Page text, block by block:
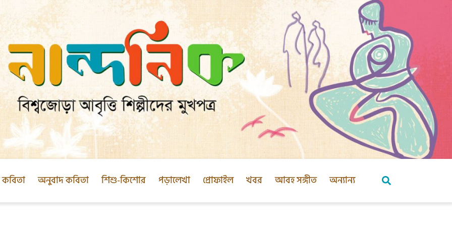
কবিতা অনুবাদ কবিতা শিশু-কিশোর পড়ালেখা প্রোফাইল খবর আবহ সঙ্গীত অন্যান্য